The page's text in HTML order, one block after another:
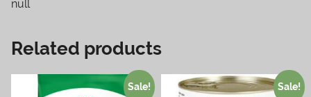
null
Related products
Sale! Sale!